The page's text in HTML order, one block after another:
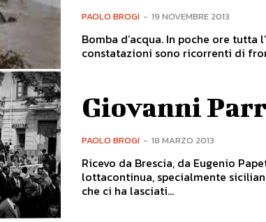
PAOLO BROGI - 19 NOVEMBRE 2013
Bomba d’acqua. In poche ore tutta
constatazioni sono ricorrenti di
Giovanni
PAOLO BROGI - 18 MARZO 2013
Ricevo da Brescia, da Eugenio
lottacontinua, specialmente
che ci ha lasciati...